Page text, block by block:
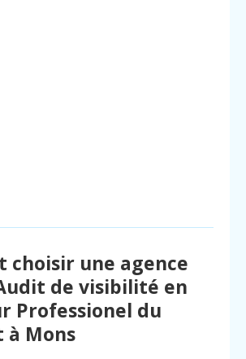
choisir une agence
de visibilité en
Professionel du
Mons